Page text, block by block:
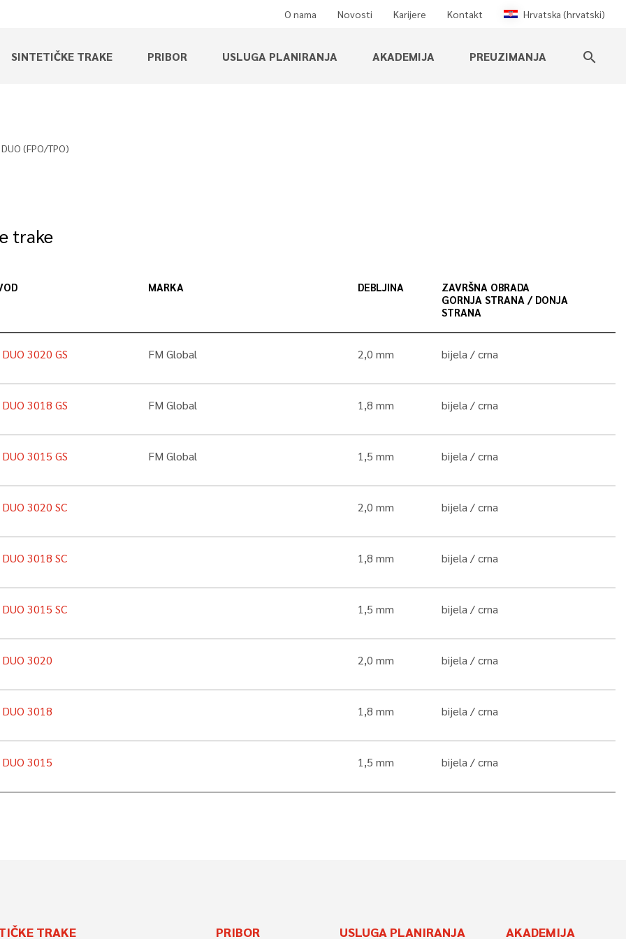
O nama Novosti Karijere Kontakt Hrvatska (hrvatski)
SINTETIČKE TRAKE PRIBOR USLUGA PLANIRANJA AKADEMIJA PREUZIMANJA search
(FPO/TPO)
trake
MARKA DEBLJINA
ZAVRŠNA OBRADA
GORNJA STRANA / DONJA
STRANA
3020 GS FM Global 2,0 mm bijela crna
3018 GS FM Global 1,8 mm bijela crna
3015 GS FM Global 1,5 mm bijela crna
3020 SC 2,0 mm bijela crna
3018 SC 1,8 mm bijela crna
3015 SC 1,5 mm bijela crna
3020 2,0 mm bijela crna
3018 1,8 mm bijela crna
3015 1,5 mm bijela crna
TRAKE PRIBOR USLUGA PLANIRANJA AKADEMIJA